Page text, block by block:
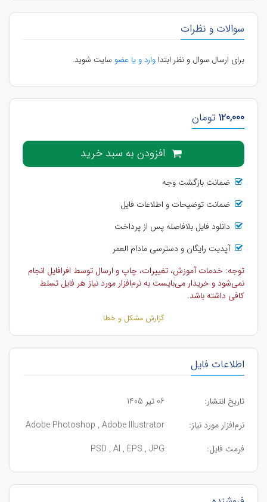
سوالات و نظرات
برای ارسال سوال و نظر ابتداوارد و یا عضو سایت شوید.
120,000 تومان
افزودن به سبد خرید
ضمانت بازگشت وجه
ضمانت توضیحات و اطلاعات فایل
دانلود فایل بلافاصله پس از پرداخت
آپدیت رایگان و دسترسی مادام العمر
توجه: خدمات آموزش، تغییرات، چاپ و ارسال توسط افرافایل انجام
نمی‌شود و خریدار می‌بایست به نرم‌افزار مورد نیاز هر فایل تسلط
کافی داشته باشد.
گزارش مشکل و خطا
اطلاعات فایل
تاریخ انتشار:
06 تیر 1405
نرم‌افزار مورد نیاز:
Adobe Photoshop , Adobe Illustrator
فرمت فایل:
PSD , AI , EPS , JPG